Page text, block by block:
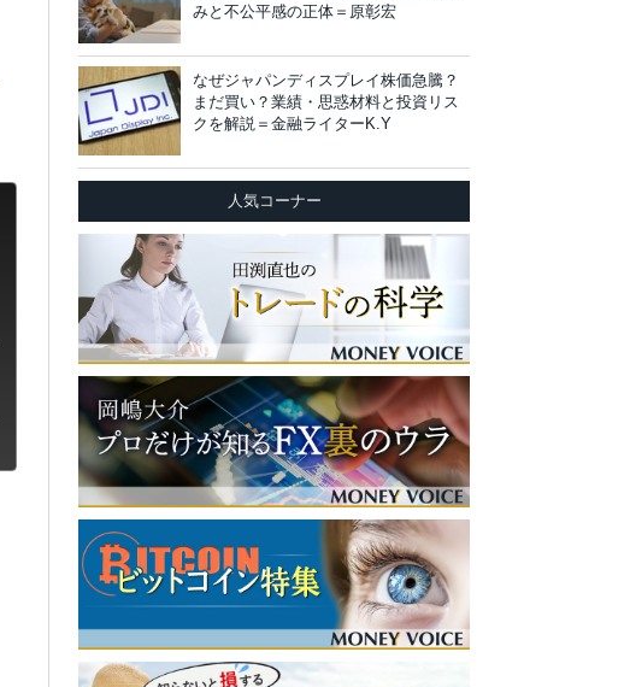
みと不公平感の正体＝原彰宏
なぜジャパンディスプレイ株価急騰？
まだ買い？業績・思惑材料と投資リス
クを解説＝金融ライターK.Y
人気コーナー